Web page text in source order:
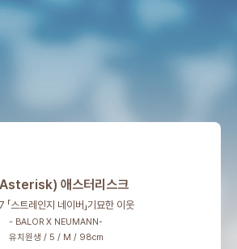
애스터리스크
「스트레인지 네이버」기묘한 이웃
- BALOR X NEUMANN-
유치원생 / 5 / M / 98cm